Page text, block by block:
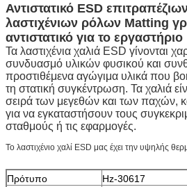
Αντιστατικό ESD
λαστιχένιων ρόλων Matting
αντιστατικό για το εργαστήριο
Τα λαστιχένια χαλιά ESD γίνονται
συνδυασμό υλικών φυσικού και
προστιθέμενα αγώγιμα υλικά που
τη στατική συγκέντρωση. Τα χαλιά
σειρά των μεγεθών και των παχών,
για να εγκαταστήσουν τους
σταθμούς ή τις εφαρμογές.
Το λαστιχένιο χαλί ESD μας έχει την υψηλής
Πρότυπο
Hz-30617